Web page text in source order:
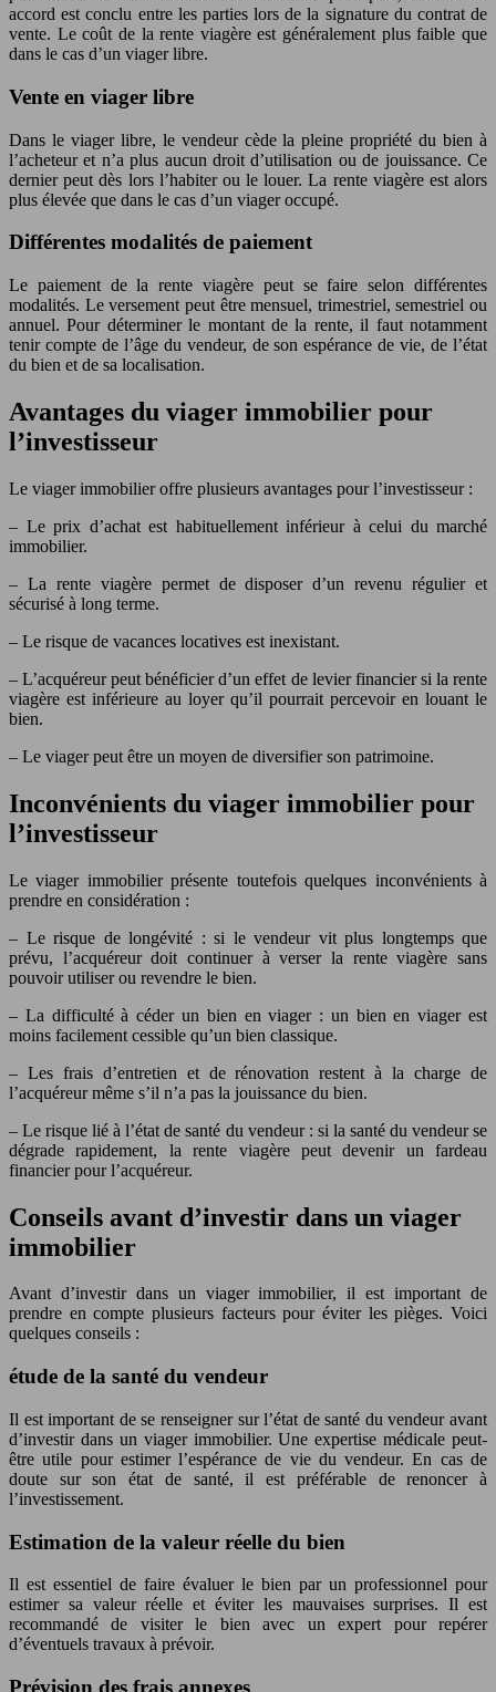
accord est conclu entre les parties lors de la signature du contrat de
vente. Le coût de la rente viagère est généralement plus faible que
dans le cas d’un viager libre.
Vente en viager libre
Dans le viager libre, le vendeur cède la pleine propriété du bien à
l’acheteur et n’a plus aucun droit d’utilisation ou de jouissance. Ce
dernier peut dès lors l’habiter ou le louer. La rente viagère est alors
plus élevée que dans le cas d’un viager occupé.
Différentes modalités de paiement
Le paiement de la rente viagère peut se faire selon différentes
modalités. Le versement peut être mensuel, trimestriel, semestriel ou
annuel. Pour déterminer le montant de la rente, il faut notamment
tenir compte de l’âge du vendeur, de son espérance de vie, de l’état
du bien et de sa localisation.
Avantages du viager immobilier pour
l’investisseur
Le viager immobilier offre plusieurs avantages pour l’investisseur :
– Le prix d’achat est habituellement inférieur à celui du marché
immobilier.
– La rente viagère permet de disposer d’un revenu régulier et
sécurisé à long terme.
– Le risque de vacances locatives est inexistant.
– L’acquéreur peut bénéficier d’un effet de levier financier si la rente
viagère est inférieure au loyer qu’il pourrait percevoir en louant le
bien.
– Le viager peut être un moyen de diversifier son patrimoine.
Inconvénients du viager immobilier pour
l’investisseur
Le viager immobilier présente toutefois quelques inconvénients à
prendre en considération :
– Le risque de longévité : si le vendeur vit plus longtemps que
prévu, l’acquéreur doit continuer à verser la rente viagère sans
pouvoir utiliser ou revendre le bien.
– La difficulté à céder un bien en viager : un bien en viager est
moins facilement cessible qu’un bien classique.
– Les frais d’entretien et de rénovation restent à la charge de
l’acquéreur même s’il n’a pas la jouissance du bien.
– Le risque lié à l’état de santé du vendeur : si la santé du vendeur se
dégrade rapidement, la rente viagère peut devenir un fardeau
financier pour l’acquéreur.
Conseils avant d’investir dans un viager
immobilier
Avant d’investir dans un viager immobilier, il est important de
prendre en compte plusieurs facteurs pour éviter les pièges. Voici
quelques conseils :
étude de la santé du vendeur
Il est important de se renseigner sur l’état de santé du vendeur avant
d’investir dans un viager immobilier. Une expertise médicale peut-
être utile pour estimer l’espérance de vie du vendeur. En cas de
doute sur son état de santé, il est préférable de renoncer à
l’investissement.
Estimation de la valeur réelle du bien
Il est essentiel de faire évaluer le bien par un professionnel pour
estimer sa valeur réelle et éviter les mauvaises surprises. Il est
recommandé de visiter le bien avec un expert pour repérer
d’éventuels travaux à prévoir.
Prévision des frais annexes